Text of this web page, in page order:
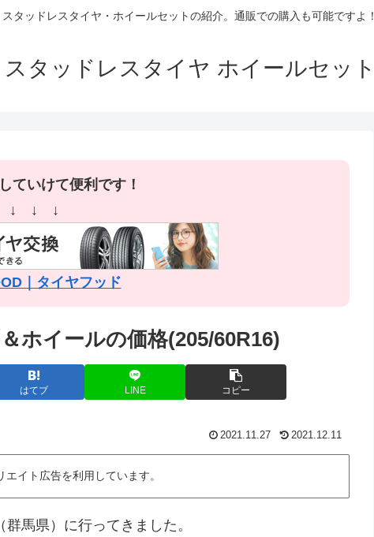
スタッドレスタイヤ・ホイールセットの紹介。通販での購入も可能ですよ！
スタッドレスタイヤ ホイールセット
ていけて便利です！
↓ ↓ ↓
｜タイヤフッド
ホイールの価格(205/60R16)
はてブ LINE コピー
2021.11.27 2021.12.11
エイト広告を利用しています。
馬県）に行ってきました。